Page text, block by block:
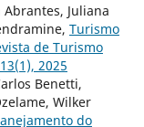
Juliana
Turismo
de Turismo
2025
Benetti,
Wilker
do